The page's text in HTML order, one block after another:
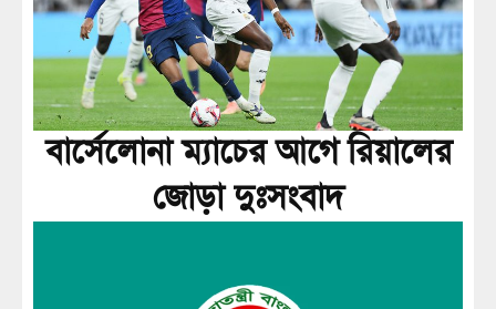
বার্সেলোনা ম্যাচের আগে রিয়ালের
জোড়া দুঃসংবাদ